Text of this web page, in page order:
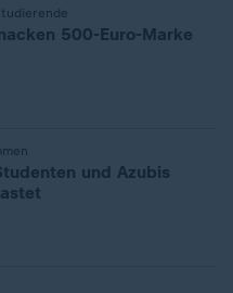
500-Euro-Marke
und Azubis